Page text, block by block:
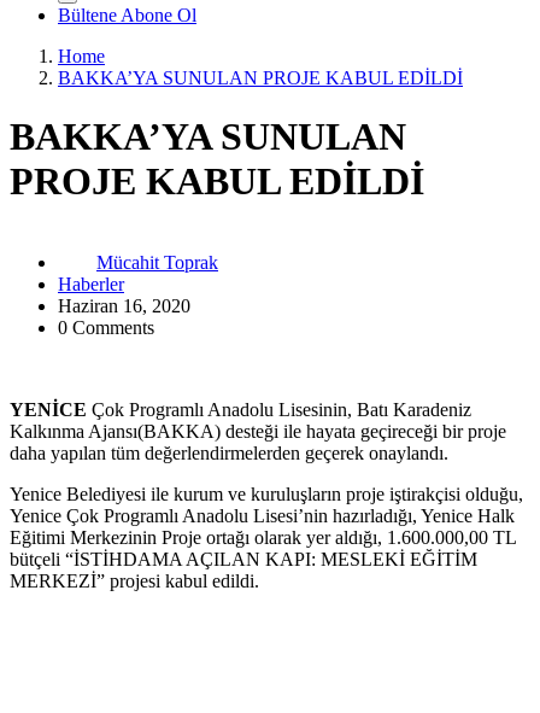
Bültene Abone Ol
Home
BAKKA’YA SUNULAN PROJE KABUL EDİLDİ
BAKKA’YA SUNULAN
PROJE KABUL EDİLDİ
Mücahit Toprak
Haberler
Haziran 16, 2020
0 Comments
YENİCE Çok Programlı Anadolu Lisesinin, Batı Karadeniz
Kalkınma Ajansı(BAKKA) desteği ile hayata geçireceği bir proje
daha yapılan tüm değerlendirmelerden geçerek onaylandı.
Yenice Belediyesi ile kurum ve kuruluşların proje iştirakçisi olduğu,
Yenice Çok Programlı Anadolu Lisesi’nin hazırladığı, Yenice Halk
Eğitimi Merkezinin Proje ortağı olarak yer aldığı, 1.600.000,00 TL
bütçeli “İSTİHDAMA AÇILAN KAPI: MESLEKİ EĞİTİM
MERKEZİ” projesi kabul edildi.